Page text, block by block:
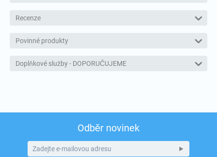
Recenze
Povinné produkty
Doplňkové služby - DOPORUČUJEME
Odběr novinek